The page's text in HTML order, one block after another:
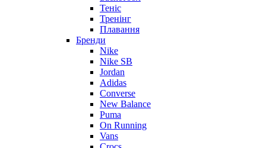
Теніс
Тренінг
Плавання
Бренди
Nike
Nike SB
Jordan
Adidas
Converse
New Balance
Puma
On Running
Vans